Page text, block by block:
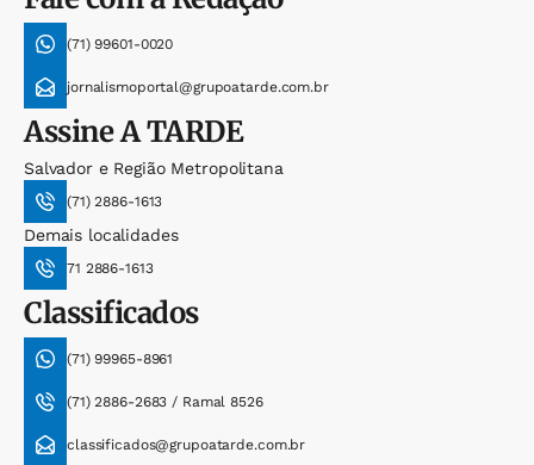
(71) 99601-0020
jornalismoportal@grupoatarde.com.br
AssineA TARDE
Salvador e Região Metropolitana
(71) 2886-1613
Demais localidades
71 2886-1613
Classificados
(71) 99965-8961
(71) 2886-2683 / Ramal 8526
classificados@grupoatarde.com.br